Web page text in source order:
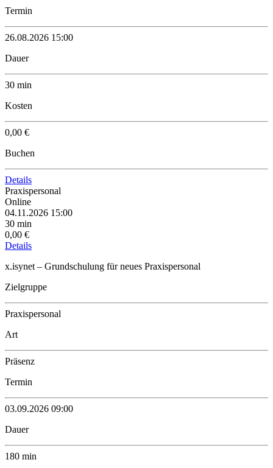
Termin
26.08.2026 15:00
Dauer
30 min
Kosten
0,00 €
Buchen
Details
Praxispersonal
Online
04.11.2026 15:00
30 min
0,00 €
Details
x.isynet – Grundschulung für neues Praxispersonal
Zielgruppe
Praxispersonal
Art
Präsenz
Termin
03.09.2026 09:00
Dauer
180 min